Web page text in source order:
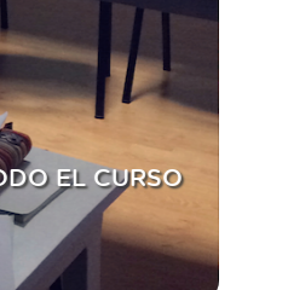
EL CURSO